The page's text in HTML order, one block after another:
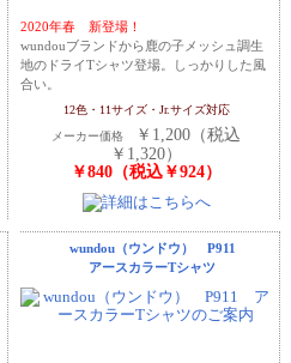
2020年春 新登場！
wundouブランドから鹿の子メッシュ調生
地のドライTシャツ登場。しっかりした風
合い。
12色・11サイズ・Jr.サイズ対応
メーカー価格
￥1,200（税込
￥1,320）
￥840（税込￥924）
wundou（ウンドウ） P911
アースカラーTシャツ